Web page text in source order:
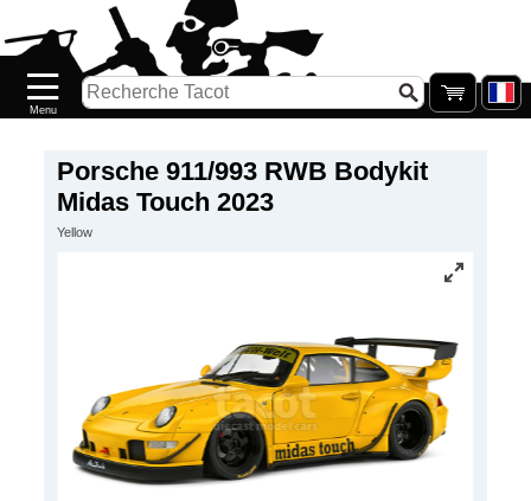
Porsche 911/993 RWB Bodykit
Midas Touch 2023
Yellow
Nouveautés
Catalogue/Stock
PETITS